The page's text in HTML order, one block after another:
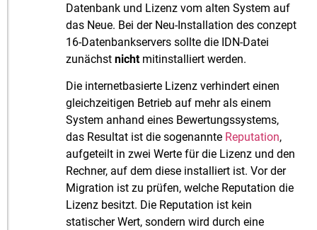
Datenbank und Lizenz vom alten System auf
das Neue. Bei der Neu-Installation des conzept
16-Datenbankservers sollte die IDN-Datei
zunächstnichtmitinstalliert werden.
Die internetbasierte Lizenz verhindert einen
gleichzeitigen Betrieb auf mehr als einem
System anhand eines Bewertungssystems,
das Resultat ist die sogenannte Reputation,
aufgeteilt in zwei Werte für die Lizenz und den
Rechner, auf dem diese installiert ist. Vor der
Migration ist zu prüfen, welche Reputation die
Lizenz besitzt. Die Reputation ist kein
statischer Wert, sondern wird durch eine